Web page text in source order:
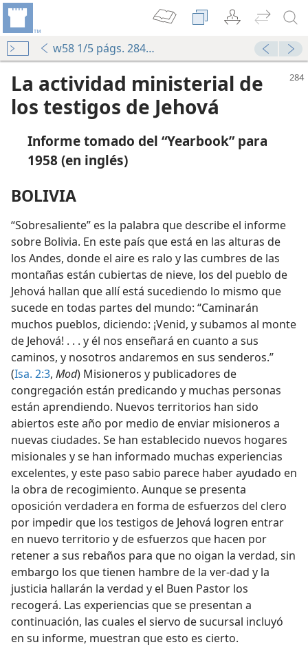
w58 1/5 págs. 284-286
La actividad ministerial de
los testigos de Jehová
Informe tomado del “Yearbook” para
1958 (en inglés)
BOLIVIA
“Sobresaliente” es la palabra que describe el informe
sobre Bolivia. En este país que está en las alturas de
los Andes, donde el aire es ralo y las cumbres de las
montañas están cubiertas de nieve, los del pueblo de
Jehová hallan que allí está sucediendo lo mismo que
sucede en todas partes del mundo: “Caminarán
muchos pueblos, diciendo: ¡Venid, y subamos al monte
de Jehová! . . . y él nos enseñará en cuanto a sus
caminos, y nosotros andaremos en sus senderos.”
(Isa. 2:3, Mod) Misioneros y publicadores de
congregación están predicando y muchas personas
están aprendiendo. Nuevos territorios han sido
abiertos este año por medio de enviar misioneros a
nuevas ciudades. Se han establecido nuevos hogares
misionales y se han informado muchas experiencias
excelentes, y este paso sabio parece haber ayudado en
la obra de recogimiento. Aunque se presenta
oposición verdadera en forma de esfuerzos del clero
por impedir que los testigos de Jehová logren entrar
en nuevo territorio y de esfuerzos que hacen por
retener a sus rebaños para que no oigan la verdad, sin
embargo los que tienen hambre de la ver-dad y la
justicia hallarán la verdad y el Buen Pastor los
recogerá. Las experiencias que se presentan a
continuación, las cuales el siervo de sucursal incluyó
en su informe, muestran que esto es cierto.